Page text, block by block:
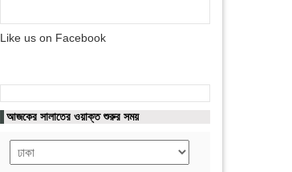
Like us on Facebook
আজকের সালাতের ওয়াক্ত শুরুর সময়